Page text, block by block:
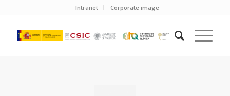
Intranet Corporate image